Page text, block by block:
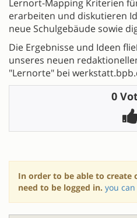
Lernort-Mapping Kriterien
erarbeiten und diskutieren
neue Schulgebäude sowie
Die Ergebnisse und Ideen
unseres neuen
"Lernorte" bei
0
In order to be able to create
need to be logged in. you